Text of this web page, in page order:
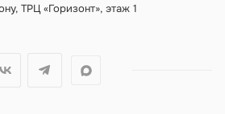
ТРЦ «Горизонт», этаж 1